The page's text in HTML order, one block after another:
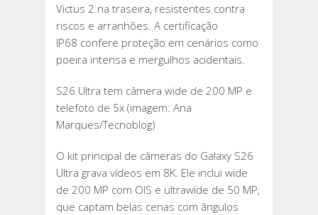
Victus 2 na traseira, resistentes contra
riscos e arranhões. A certificação
IP68 confere proteção em cenários como
poeira intensa e mergulhos acidentais.
S26 Ultra tem câmera wide de 200 MP e
telefoto de 5x (imagem: Ana
Marques/Tecnoblog)
O kit principal de câmeras do Galaxy S26
Ultra grava vídeos em 8K. Ele inclui wide
de 200 MP com OIS e ultrawide de 50 MP,
que captam belas cenas com ângulos